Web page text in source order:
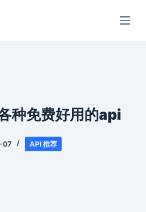
种免费好用的api
07 API 推荐